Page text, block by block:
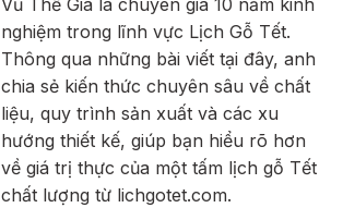
Vũ Thế Gia là chuyên gia 10 năm kinh
nghiệm trong lĩnh vực Lịch Gỗ Tết.
Thông qua những bài viết tại đây, anh
chia sẻ kiến thức chuyên sâu về chất
liệu, quy trình sản xuất và các xu
hướng thiết kế, giúp bạn hiểu rõ hơn
về giá trị thực của một tấm lịch gỗ Tết
chất lượng từ lichgotet.com.